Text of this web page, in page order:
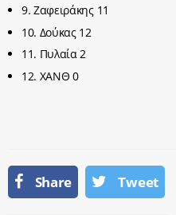
9. Ζαφειράκης 11
10. Δούκας 12
11. Πυλαία 2
12. ΧΑΝΘ 0
Share Tweet